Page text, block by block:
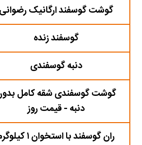
گوشت گوسفند ارگانیک رضوانی
گوسفند زنده
دنبه گوسفندی
گوشت گوسفندی شقه کامل
دنبه - قیمت روز
ران گوسفند با استخوان ۱ کیلوگرم